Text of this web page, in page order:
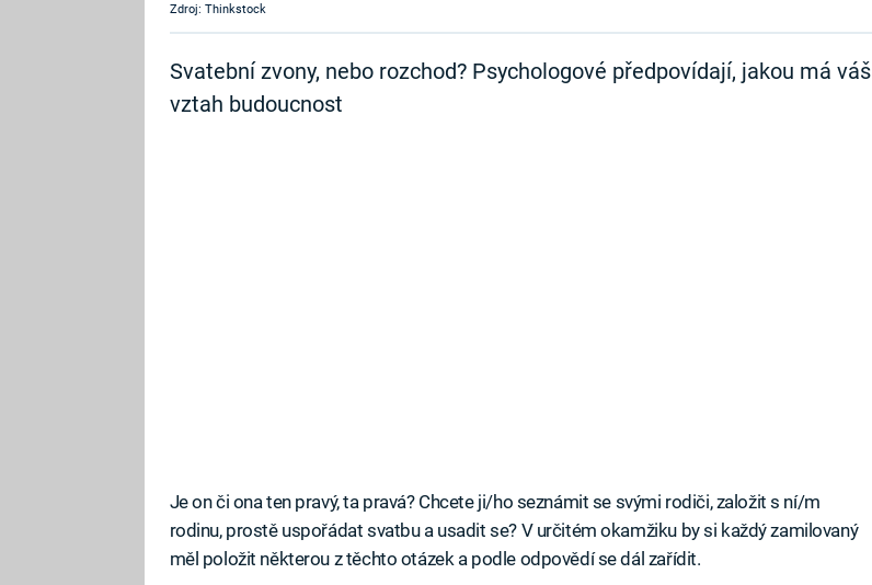
Zdroj: Thinkstock
Svatební zvony, nebo rozchod? Psychologové předpovídají, jakou má váš
vztah budoucnost
Je on či ona ten pravý, ta pravá? Chcete ji/ho seznámit se svými rodiči, založit s ní/m
rodinu, prostě uspořádat svatbu a usadit se? V určitém okamžiku by si každý zamilovaný
měl položit některou z těchto otázek a podle odpovědí se dál zařídit.